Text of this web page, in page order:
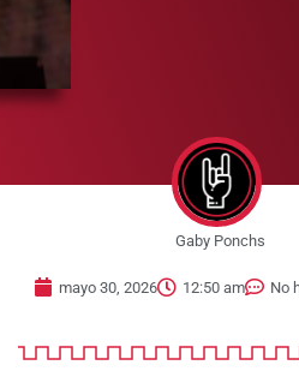
Gaby Ponchs
mayo 30, 2026 12:50 am No